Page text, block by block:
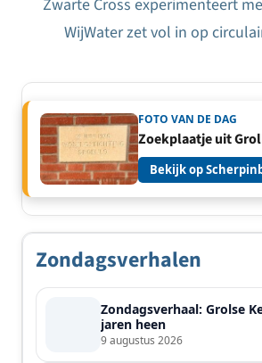
Zwarte Cross experimenteert
WijWater zet vol in op
FOTO VAN DE DAG
Zoekplaatje uit
Bekijk op
Zondagsverhalen
Zondagsverhaal: Grolse
jaren heen
9 augustus 2026